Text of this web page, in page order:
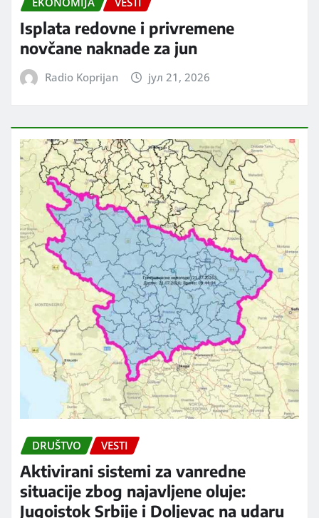
Isplata redovne i privremene
novčane naknade za jun
Radio Koprijan јул 21, 2026
DRUŠTVO VESTI
Aktivirani sistemi za vanredne
situacije zbog najavljene oluje:
Jugoistok Srbije i Doljevac na udaru